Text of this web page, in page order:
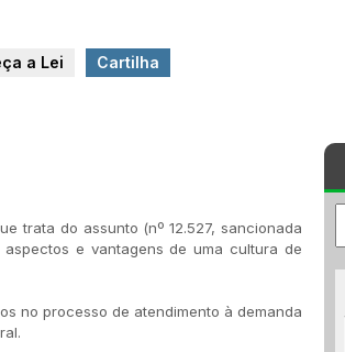
a Lei Cartilha
trata do assunto (nº 12.527, sancionada
aspectos e vantagens de uma cultura de
no processo de atendimento à demanda